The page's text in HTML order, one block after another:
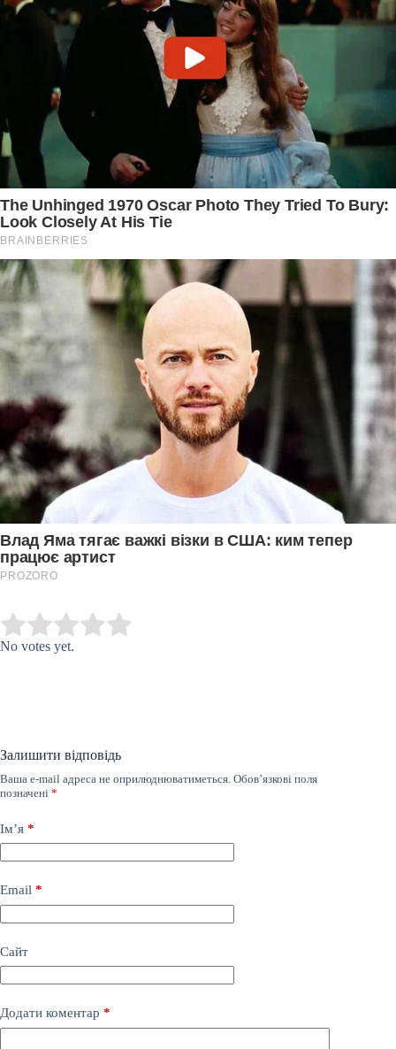
Rate this item:
No votes yet.
Залишити відповідь
Ваша e-mail адреса не оприлюднюватиметься. Обов’язкові поля
позначені *
Ім’я *
Email *
Сайт
Додати коментар *